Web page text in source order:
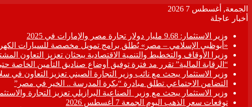
الجمعة, أغسطس 7 2026
أخبار عاجلة
وزير الاستثمار: 9.68 مليار دولار تجارة مصر والإمارات في 2025
«أبوظبي الإسلامي – مصر» يُطلق برامج تمويل مخصصة للسيارات
وزيرا الأوقاف والتخطيط والتنمية الاقتصادية يبحثان تعزيز التعاون
“الرقابة المالية” تقرر مد فترة توفيق أوضاع صناديق التأمين الخاصة حتى 31 ديسمبر
وزير الاستثمار يبحث مع نائب وزير التجارة الصيني تعزيز التعاون في
التضامن الاجتماعي تطلق مبادرة “بكرة المدرسة .. الخير في مصر”
وزير الاستثمار يبحث مع وزير الصناعية البرازيلي تعزيز التجارة
توقعات سعر الذهب اليوم الجمعة 7 أغسطس 2026